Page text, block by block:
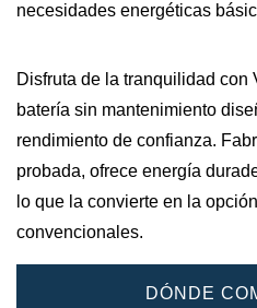
necesidades energéticas
Disfruta de la tranquilidad con
batería sin mantenimiento
rendimiento de confianza.
probada, ofrece energía
lo que la convierte en la
convencionales.
DÓNDE